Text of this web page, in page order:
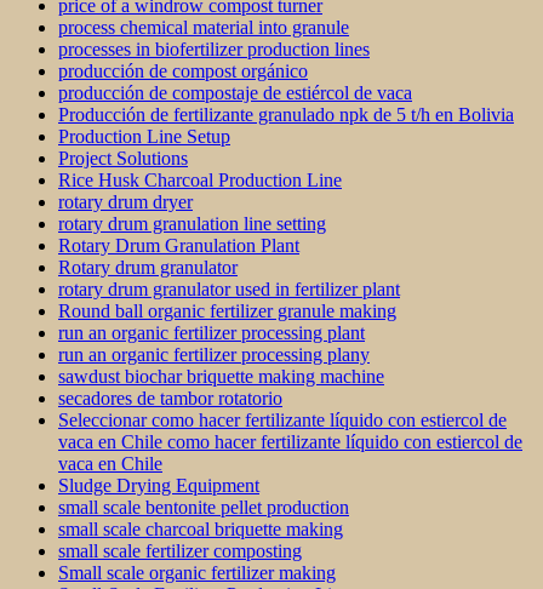
price of a windrow compost turner
process chemical material into granule
processes in biofertilizer production lines
producción de compost orgánico
producción de compostaje de estiércol de vaca
Producción de fertilizante granulado npk de 5 t/h en Bolivia
Production Line Setup
Project Solutions
Rice Husk Charcoal Production Line
rotary drum dryer
rotary drum granulation line setting
Rotary Drum Granulation Plant
Rotary drum granulator
rotary drum granulator used in fertilizer plant
Round ball organic fertilizer granule making
run an organic fertilizer processing plant
run an organic fertilizer processing plany
sawdust biochar briquette making machine
secadores de tambor rotatorio
Seleccionar como hacer fertilizante líquido con estiercol de
vaca en Chile como hacer fertilizante líquido con estiercol de
vaca en Chile
Sludge Drying Equipment
small scale bentonite pellet production
small scale charcoal briquette making
small scale fertilizer composting
Small scale organic fertilizer making